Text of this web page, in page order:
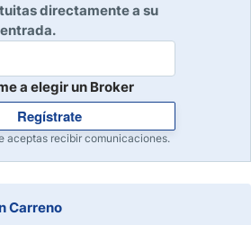
directamente a su
a elegir un Broker
Regístrate
aceptas recibir comunicaciones.
Carreno